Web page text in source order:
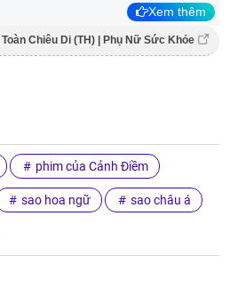
Xem thêm
Toàn Chiêu Di (TH) | Phụ Nữ Sức Khỏe
phim của Cảnh Điềm
sao hoa ngữ sao châu á